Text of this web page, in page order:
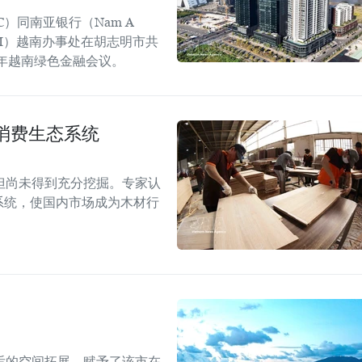
同南亚银行（Nam A
越南办事处在胡志明市共
南绿色金融会议。
费生态系统
未得到充分挖掘。专家认
，使国内市场成为木材行